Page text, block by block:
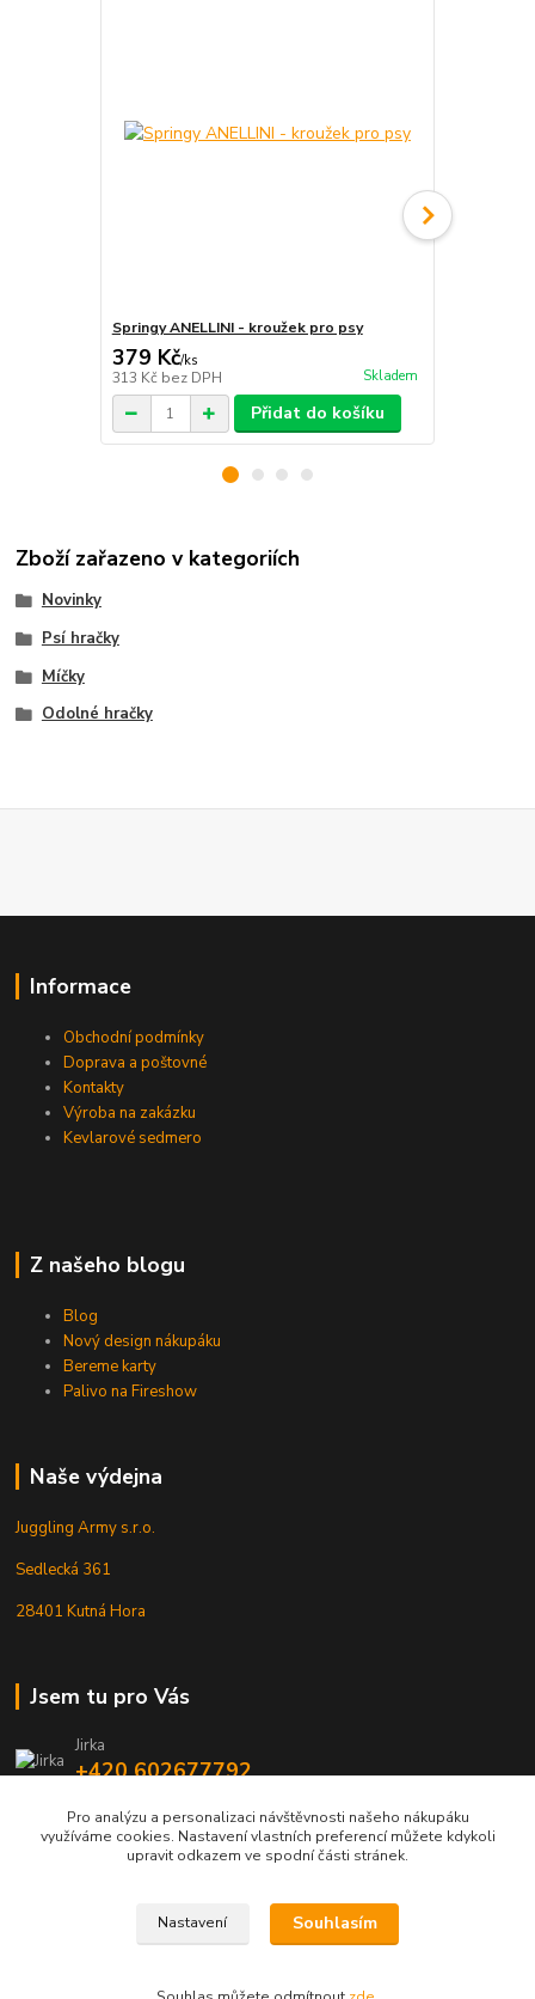
Springy ANELLINI - kroužek pro psy
379 Kč/ks
313 Kč bez DPH Skladem
Přidat do košíku
Zboží zařazeno v kategoriích
Novinky
Psí hračky
Míčky
Odolné hračky
Informace
Obchodní podmínky
Doprava a poštovné
Kontakty
Výroba na zakázku
Kevlarové sedmero
Z našeho blogu
Blog
Nový design nákupáku
Bereme karty
Palivo na Fireshow
Naše výdejna
Juggling Army s.r.o.
Sedlecká 361
28401 Kutná Hora
Jsem tu pro Vás
Jirka
+420 602677792
info@jarmy.cz
Kopyrájt - Jarmy.cz
Pro analýzu a personalizaci návštěvnosti našeho nákupáku
využíváme cookies. Nastavení vlastních preferencí můžete kdykoli
upravit odkazem ve spodní části stránek.
Nastavení Souhlasím